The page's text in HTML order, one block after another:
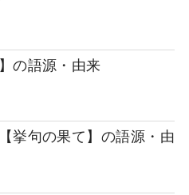
の語源・由来
挙句の果て】の語源・由